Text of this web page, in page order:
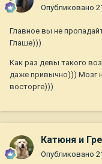
Опубликовано
Главное вы не
Глаше)))
Как раз девы такого
даже привычно))) Мозг
восторге)))
Катюня и
Опубликовано